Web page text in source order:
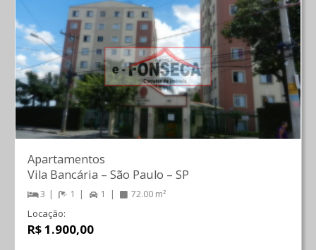
Apartamentos
Vila Bancária – São Paulo – SP
3 1 1 72.00 m²
Locação:
R$ 1.900,00